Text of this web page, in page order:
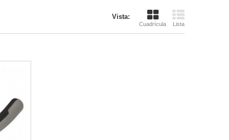
Vista:
Cuadrícula Lista